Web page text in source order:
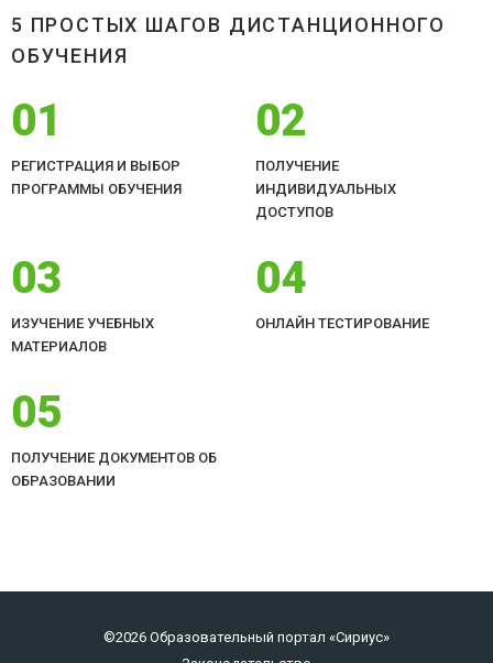
5 ПРОСТЫХ ШАГОВ ДИСТАНЦИОННОГО
ОБУЧЕНИЯ
01
РЕГИСТРАЦИЯ И ВЫБОР
ПРОГРАММЫ ОБУЧЕНИЯ
02
ПОЛУЧЕНИЕ
ИНДИВИДУАЛЬНЫХ
ДОСТУПОВ
03
ИЗУЧЕНИЕ УЧЕБНЫХ
МАТЕРИАЛОВ
04
ОНЛАЙН ТЕСТИРОВАНИЕ
05
ПОЛУЧЕНИЕ ДОКУМЕНТОВ ОБ
ОБРАЗОВАНИИ
©2026 Образовательный портал «Сириус»